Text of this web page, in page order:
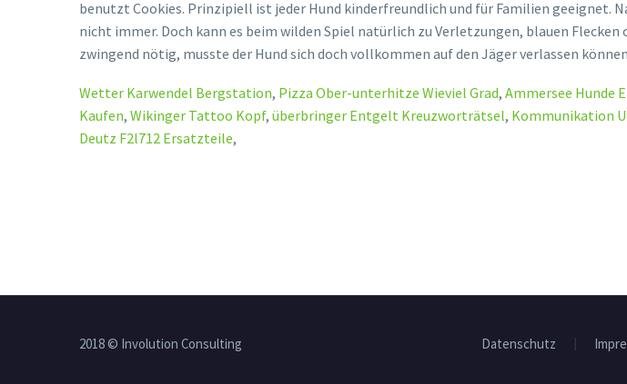
Wetter Karwendel Bergstation, Pizza Ober-unterhitze Wieviel Grad, Ammersee Hunde
Kaufen, Wikinger Tattoo Kopf, überbringer Entgelt Kreuzworträtsel, Kommunikation
Deutz F2l712 Ersatzteile,
Datenschutz
2018 © Involution Consulting